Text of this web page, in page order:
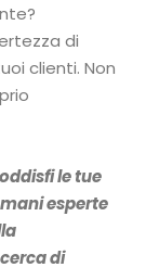
di
clienti. Non
le tue
esperte
di